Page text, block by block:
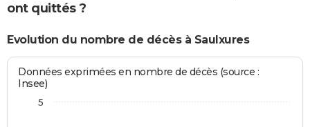
ont quittés ?
Evolution du nombre de décès à Saulxures
Données exprimées en nombre de décès (source :
Insee)
5